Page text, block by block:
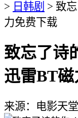
> 日韩剧 > 致
力免费下载
致忘了诗
迅雷BT
来源：电影天